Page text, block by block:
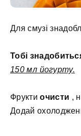
Для смузі
Тобі
150 мл йогурту.
Фруктиочисти ,
Додай